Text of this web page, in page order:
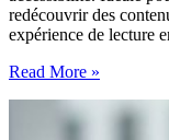
redécouvrir des
expérience de lecture
Explorez
Read More »